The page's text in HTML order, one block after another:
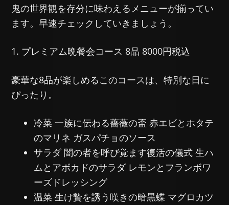
鬼の世界観を存分に味わえるメニューが揃ってい
ます。早速チェックしていきましょう。
1. プレミアム晩餐会コース 8品 8000円税込
豪華な8品が楽しめるこのコースは、特別な日に
ぴったり。
冷菜 一族に伝わる薔薇の盃 赤エビとホタテ
のマリネ ガスパチョのソース
サラダ 闇の者を呼び覚ます復活の儀式 生ハ
ムとアボカドのサラダ レモンとフランボワ
ーズドレッシング
温菜 生け贄を誘う嘆きの暗黒蝶 マグロカツ